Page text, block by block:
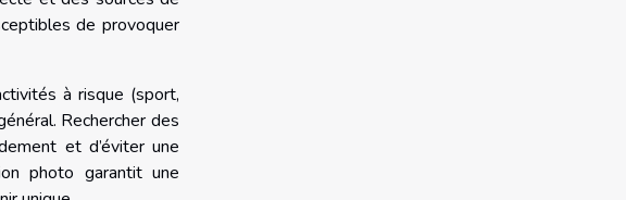
de provoquer
à risque (sport,
Rechercher des
et d’éviter une
photo garantit une